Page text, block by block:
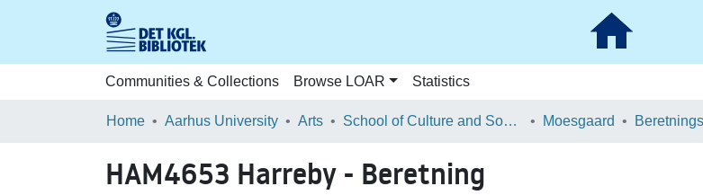
Communities & Collections Browse LOAR Statistics
Home Aarhus University Arts School of Culture and Society Moesgaard
HAM4653 Harreby - Beretning